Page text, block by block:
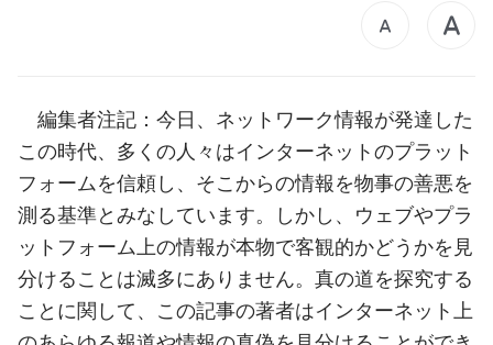
編集者注記：今日、ネットワーク情報が発達した
この時代、多くの人々はインターネットのプラット
フォームを信頼し、そこからの情報を物事の善悪を
測る基準とみなしています。しかし、ウェブやプラ
ットフォーム上の情報が本物で客観的かどうかを見
分けることは滅多にありません。真の道を探究する
ことに関して、この記事の著者はインターネット上